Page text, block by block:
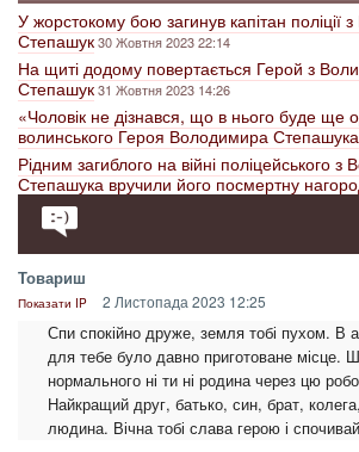
У жорстокому бою загинув капітан поліції
Степашук30 Жовтня 2023 22:14
На щиті додому повертається Герой з
Степашук31 Жовтня 2023 14:26
«Чоловік не дізнався, що в нього буде ще
волинського Героя Володимира Степашука
Рідним загиблого на війні поліцейського
Степашука вручили його посмертну
Товариш
Показати IP 2 Листопада 2023 12:25
Спи спокійно друже, земля тобі пухом. В
для тебе було давно приготоване місце.
нормального ні ти ні родина через цю
Найкращий друг, батько, син, брат,
людина. Вічна тобі слава герою і